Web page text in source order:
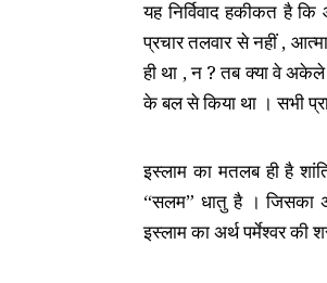
यह निर्विवाद हकीकत है
प्रचार तलवार से नहीं ,
ही था , न ? तब क्या वे
के बल से किया था । सभी
इस्लाम का मतलब ही है
“सलम” धातु है । जिसका
इस्लाम का अर्थ पर्मेश्वर की